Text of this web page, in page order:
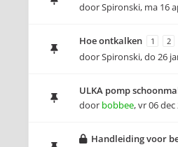
doorSpironski, ma 16
Hoe ontkalken 1 2
doorSpironski,do 26
ULKA pomp
door bobbee,vr 06 dec
Handleiding voor